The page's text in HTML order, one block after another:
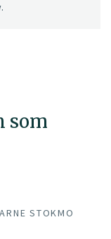
som
STOKMO